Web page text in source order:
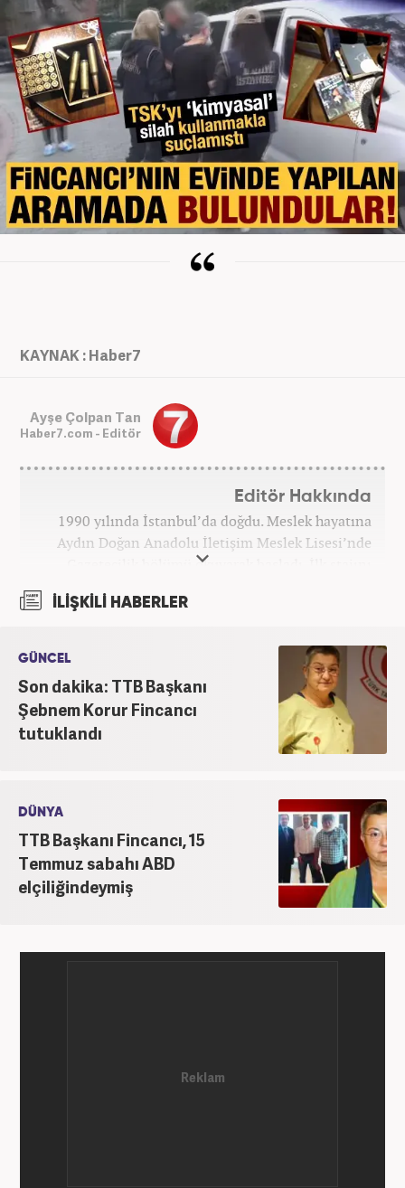
KAYNAK : Haber7
Ayşe Çolpan Tan
Haber7.com - Editör
Editör Hakkında
1990 yılında İstanbul’da doğdu. Meslek hayatına
Aydın Doğan Anadolu İletişim Meslek Lisesi’nde
Gazetecilik bölümü okuyarak başladı. İlk stajını
İstanbul Üniversitesi Radyo Televizyon Yayımcılığı
Gazetesi’nde internet haberciliğine başladı. 15
senelik kariyerinde çok sayıda gazete, haber portalı
ve televizyon bulunmaktadır. Meslek hayatına
Haber7.com’da “Gündem Editörü” olarak devam
etmektedir. Evli ve 2 çocuk annesidir.
İLİŞKİLİ HABERLER
GÜNCEL
Son dakika: TTB Başkanı
Şebnem Korur Fincancı
tutuklandı
DÜNYA
TTB Başkanı Fincancı, 15
Temmuz sabahı ABD
elçiliğindeymiş